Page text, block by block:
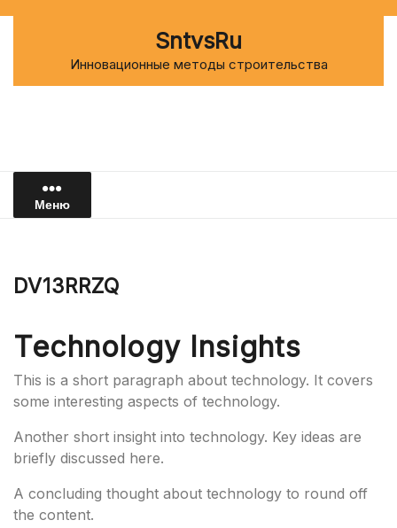
SntvsRu
Инновационные методы строительства
Меню
DV13RRZQ
Technology Insights
This is a short paragraph about technology. It covers
some interesting aspects of technology.
Another short insight into technology. Key ideas are
briefly discussed here.
A concluding thought about technology to round off
the content.